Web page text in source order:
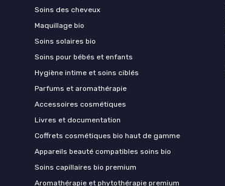
Soins des cheveux
Maquillage bio
Soins solaires bio
Soins pour bébés et enfants
Hygiène intime et soins ciblés
Parfums et aromathérapie
Accessoires cosmétiques
Livres et documentation
Coffrets cosmétiques bio haut de gamme
Appareils beauté compatibles soins bio
Soins capillaires bio premium
Aromathérapie et phytothérapie premium